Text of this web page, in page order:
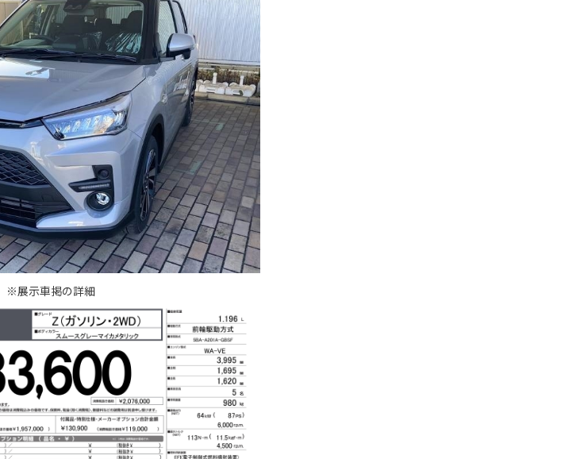
※展示車掲の詳細